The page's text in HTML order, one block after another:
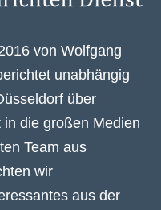
von Wolfgang
unabhängig
über
die großen Medien
Team aus
wir
aus der